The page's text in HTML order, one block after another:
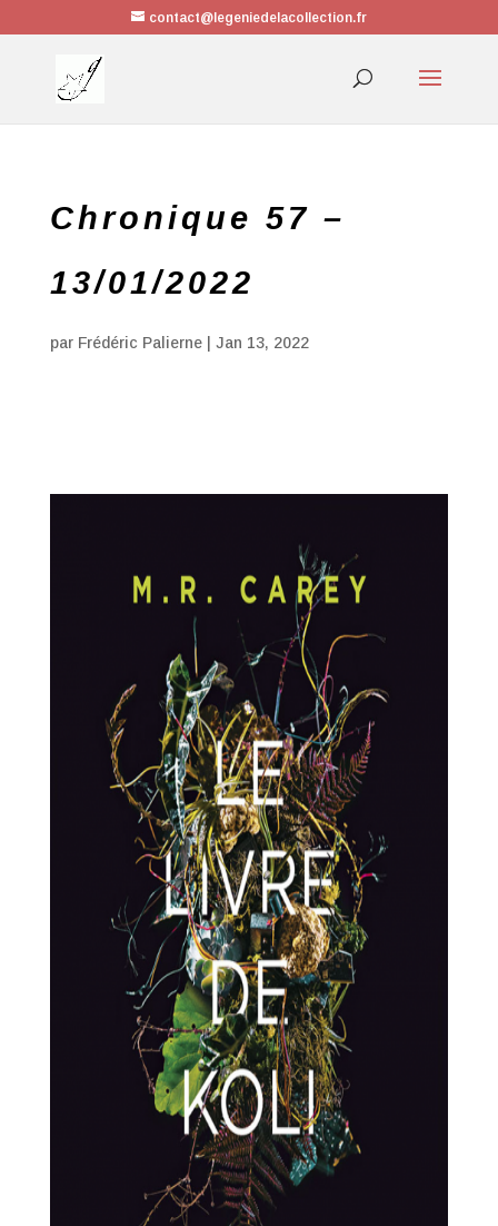
contact@legeniedelacollection.fr
Chronique 57 –
13/01/2022
par Frédéric Palierne| Jan 13, 2022